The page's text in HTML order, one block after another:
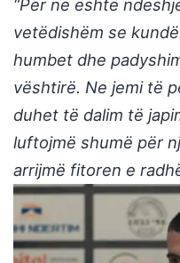
“Për ne është
vetëdishëm se
humbet dhe
vështirë. Ne jemi të
duhet të dalim të
luftojmë shumë për
arrijmë fitoren e